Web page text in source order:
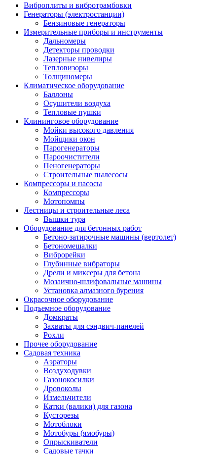
Виброплиты и вибротрамбовки
Генераторы (электростанции)
Бензиновые генераторы
Измерительные приборы и инструменты
Дальномеры
Детекторы проводки
Лазерные нивелиры
Тепловизоры
Толщиномеры
Климатическое оборудование
Баллоны
Осушители воздуха
Тепловые пушки
Клининговое оборудование
Мойки высокого давления
Мойщики окон
Парогенераторы
Пароочистители
Пеногенераторы
Строительные пылесосы
Компрессоры и насосы
Компрессоры
Мотопомпы
Лестницы и строительные леса
Вышки тура
Оборудование для бетонных работ
Бетоно-затирочные машины (вертолет)
Бетономешалки
Виброрейки
Глубинные вибраторы
Дрели и миксеры для бетона
Мозаично-шлифовальные машины
Установка алмазного бурения
Окрасочное оборудование
Подъемное оборудование
Домкраты
Захваты для сэндвич-панелей
Рохли
Прочее оборудование
Садовая техника
Аэраторы
Воздуходувки
Газонокосилки
Дровоколы
Измельчители
Катки (валики) для газона
Кусторезы
Мотоблоки
Мотобуры (ямобуры)
Опрыскиватели
Садовые тачки